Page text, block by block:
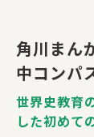
角川ま
中コンパ
世界史教育
した初めて